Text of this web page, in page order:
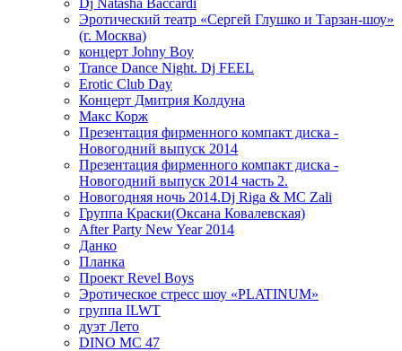
Dj Natasha Baccardi
Эротический театр «Сергей Глушко и Тарзан-шоу»
(г. Москва)
концерт Johny Boy
Trance Dance Night. Dj FEEL
Erotic Club Day
Концерт Дмитрия Колдуна
Макс Корж
Презентация фирменного компакт диска -
Новогодний выпуск 2014
Презентация фирменного компакт диска -
Новогодний выпуск 2014 часть 2.
Новогодняя ночь 2014.Dj Riga & MC Zali
Группа Краски(Оксана Ковалевская)
After Party New Year 2014
Данко
Планка
Проект Revel Boys
Эротическое стресс шоу «PLATINUM»
группа ILWT
дуэт Лето
DINO MC 47